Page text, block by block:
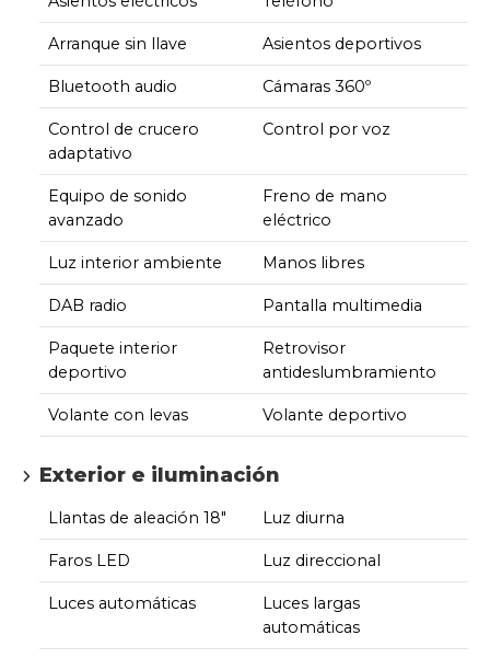
Arranque sin llave Asientos deportivos
Bluetooth audio Cámaras 360º
Control de crucero
adaptativo
Control por voz
Equipo de sonido
avanzado
Freno de mano
eléctrico
Luz interior ambiente Manos libres
DAB radio Pantalla multimedia
Paquete interior
deportivo
Retrovisor
antideslumbramiento
Volante con levas Volante deportivo
Exterior e iluminación
Llantas de aleación 18" Luz diurna
Faros LED Luz direccional
Luces automáticas
Luces largas
automáticas